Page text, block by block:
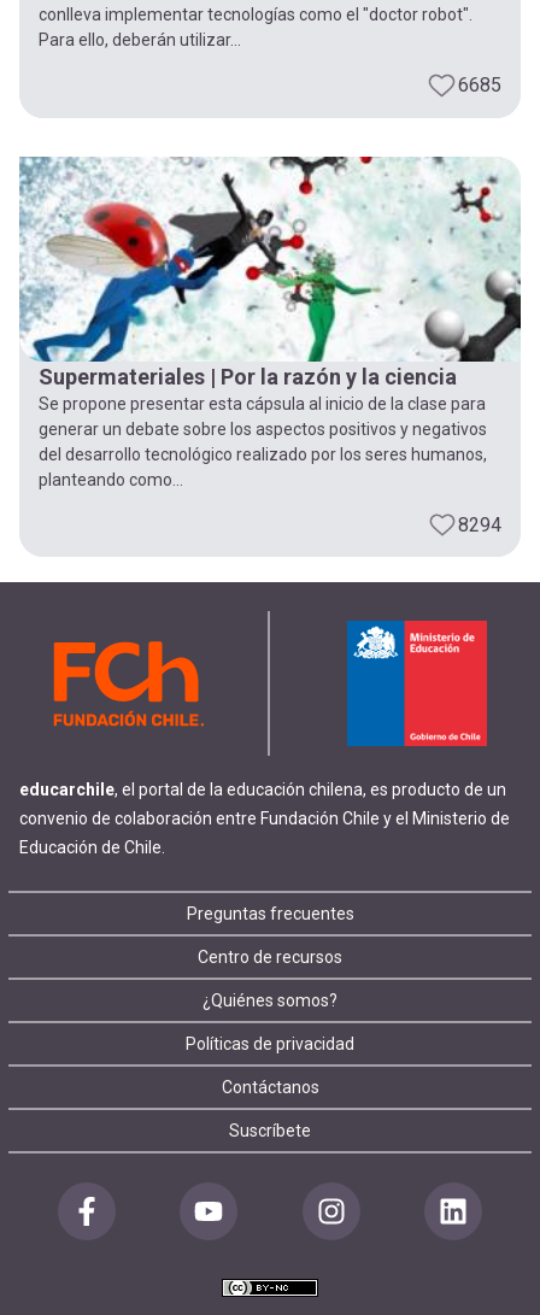
cuenta
conlleva implementar tecnologías como el "doctor robot".
Para ello, deberán utilizar...
6685
Supermateriales | Por la razón y la ciencia
Se propone presentar esta cápsula al inicio de la clase para
generar un debate sobre los aspectos positivos y negativos
del desarrollo tecnológico realizado por los seres humanos,
planteando como...
8294
educarchile, el portal de la educación chilena, es producto de un
convenio de colaboración entre Fundación Chile y el Ministerio de
Educación de Chile.
Footer
menu
Preguntas frecuentes
Centro de recursos
¿Quiénes somos?
Políticas de privacidad
Contáctanos
Suscríbete
Redes